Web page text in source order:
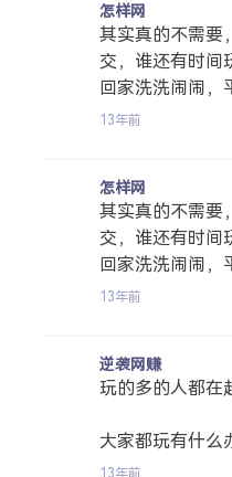
怎样网
其实真的不需要
交，谁还有时间
回家洗洗闹闹，
13年前
怎样网
其实真的不需要
交，谁还有时间
回家洗洗闹闹，
13年前
逆袭网赚
玩的多的人都在
大家都玩有什么
13年前